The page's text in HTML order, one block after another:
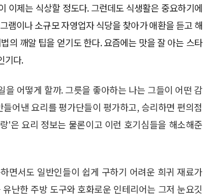
이제는 식상할 정도다. 그런데도 식생활은 중요하기에
램이나 소규모 자영업자 식당을 찾아가 애환을 듣고 해
의 깨알 팁을 얻기도 한다. 요즘에는 맛을 잘 아는 스타
기다.
어떻게 할까. 그릇을 좋아하는 나는 그들이 어떤 감
어낸 요리를 평가단들이 평가하고, 승리하면 편의점
'은 요리 정보는 물론이고 이런 호기심들을 해소해준
면서도 일반인들이 쉽게 구하기 어려운 희귀 재료가
난한 주방 도구와 호화로운 인테리어는 그저 눈요깃